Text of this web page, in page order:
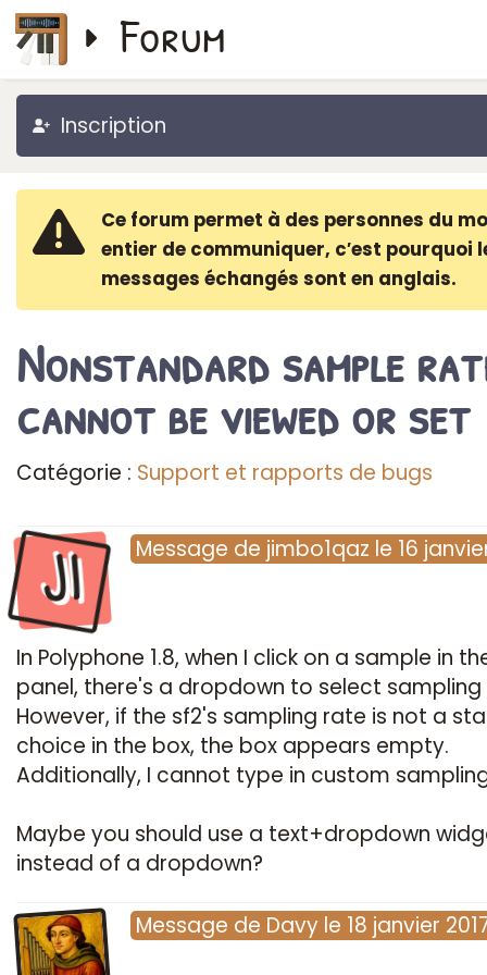
Forum
Inscription
Ce forum permet à des personnes du
entier de communiquer, c′est pourquoi
messages échangés sont en anglais.
Nonstandard sample
cannot be viewed or set
Catégorie : Support et rapports de bugs
JI Message de jimbo1qaz le 16
In Polyphone 1.8, when I click on a sample in
panel, there's a dropdown to select
However, if the sf2's sampling rate is not a
choice in the box, the box appears empty.
Additionally, I cannot type in custom
Maybe you should use a text+dropdown
instead of a dropdown?
Message de Davy le 18 janvier